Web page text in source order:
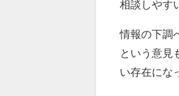
相談しやす
情報の下調
という意見
い存在にな